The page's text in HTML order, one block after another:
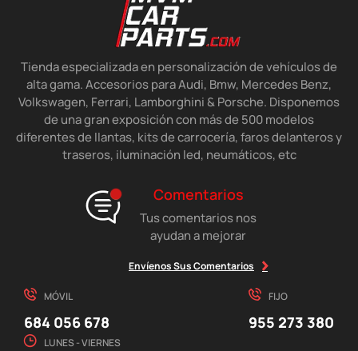
Tienda especializada en personalización de vehículos de
alta gama. Accesorios para Audi, Bmw, Mercedes Benz,
Volkswagen, Ferrari, Lamborghini & Porsche. Disponemos
de una gran exposición con más de 500 modelos
diferentes de llantas, kits de carrocería, faros delanteros y
traseros, iluminación led, neumáticos, etc
Comentarios
Tus comentarios nos
ayudan a mejorar
Envíenos Sus Comentarios
MÓVIL
684 056 678
FIJO
955 273 380
LUNES - VIERNES